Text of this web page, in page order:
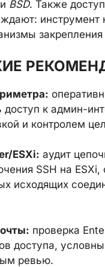
BSD. Также
инструмент
доступ к админ-
и контролем
ESXi: аудит
SSH на
исходящих
проверка
доступа,
ревью.